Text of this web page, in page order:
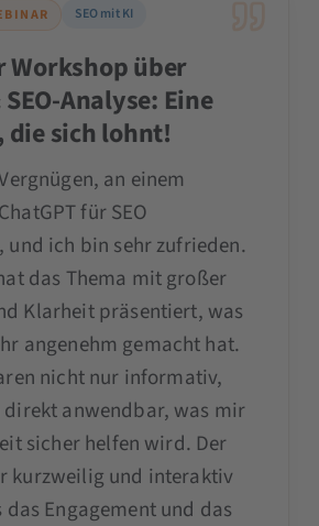
SEO mit KI
Workshop über
Analyse: Eine
die sich lohnt!
an einem
für SEO
und ich bin sehr zufrieden.
das Thema mit großer
Klarheit präsentiert, was
angenehm gemacht hat.
nicht nur informativ,
direkt anwendbar, was mir
sicher helfen wird. Der
kurzweilig und interaktiv
Engagement und das